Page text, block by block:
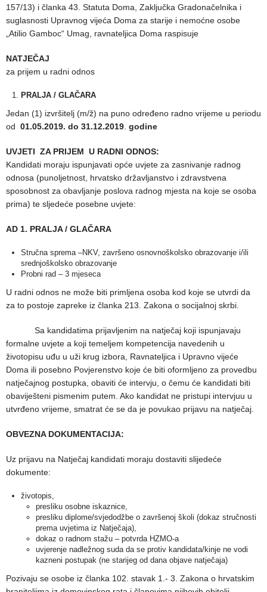
157/13) i članka 43. Statuta Doma, Zaključka Gradonačelnika i
suglasnosti Upravnog vijeća Doma za starije i nemoćne osobe
„Atilio Gamboc“ Umag, ravnateljica Doma raspisuje
NATJEČAJ
za prijem u radni odnos
PRALJA / GLAČARA
Jedan (1) izvršitelj (m/ž) na puno određeno radno vrijeme u periodu
od 01.05.2019. do 31.12.2019 godine
UVJETI ZA PRIJEM U RADNI ODNOS:
Kandidati moraju ispunjavati opće uvjete za zasnivanje radnog
odnosa (punoljetnost, hrvatsko državljanstvo i zdravstvena
sposobnost za obavljanje poslova radnog mjesta na koje se osoba
prima) te sljedeće posebne uvjete:
AD 1. PRALJA / GLAČARA
Stručna sprema –NKV, završeno osnovnoškolsko obrazovanje i/ili
srednjoškolsko obrazovanje
Probni rad – 3 mjeseca
U radni odnos ne može biti primljena osoba kod koje se utvrdi da
za to postoje zapreke iz članka 213. Zakona o socijalnoj skrbi.
Sa kandidatima prijavljenim na natječaj koji ispunjavaju
formalne uvjete a koji temeljem kompetencija navedenih u
životopisu uđu u uži krug izbora, Ravnateljica i Upravno vijeće
Doma ili posebno Povjerenstvo koje će biti oformljeno za provedbu
natječajnog postupka, obaviti će intervju, o čemu će kandidati biti
obaviješteni pismenim putem. Ako kandidat ne pristupi intervjuu u
utvrđeno vrijeme, smatrat će se da je povukao prijavu na natječaj.
OBVEZNA DOKUMENTACIJA:
Uz prijavu na Natječaj kandidati moraju dostaviti slijedeće
dokumente:
životopis,
presliku osobne iskaznice,
presliku diplome/svjedodžbe o završenoj školi (dokaz stručnosti
prema uvjetima iz Natječaja),
dokaz o radnom stažu – potvrda HZMO-a
uvjerenje nadležnog suda da se protiv kandidata/kinje ne vodi
kazneni postupak (ne starijeg od dana objave natječaja)
Pozivaju se osobe iz članka 102. stavak 1.- 3. Zakona o hrvatskim